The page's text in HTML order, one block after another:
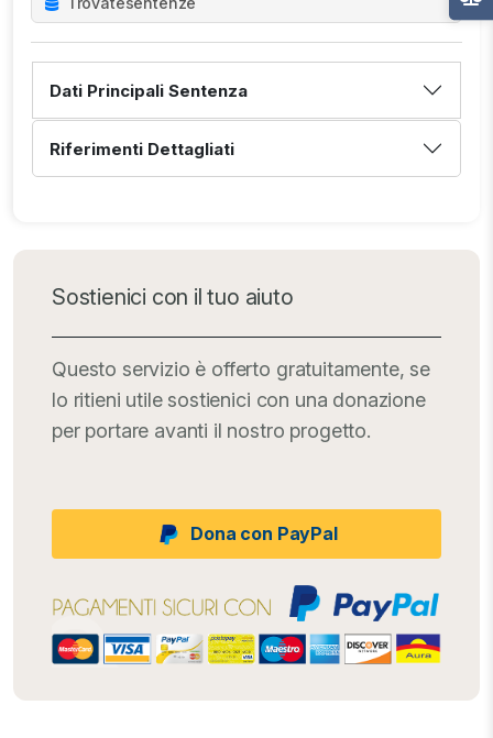
Dati Principali Sentenza
Riferimenti Dettagliati
Sostienici con il tuo aiuto
Questo servizio è offerto gratuitamente, se
lo ritieni utile sostienici con una donazione
per portare avanti il nostro progetto.
Dona con PayPal